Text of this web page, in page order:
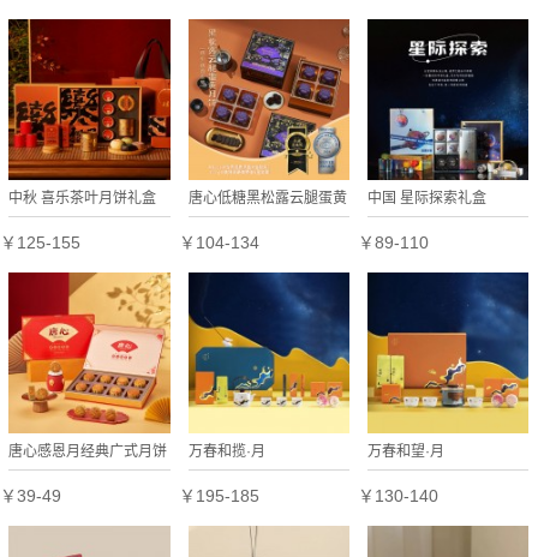
饼多口味中秋送礼 月饼红豆沙月饼
中秋 喜乐茶叶月饼礼盒
￥125-155
唐心低糖黑松露云腿蛋黄
月饼礼盒480g中秋桃山
皮月饼送礼
￥104-134
中国 星际探索礼盒
￥89-110
唐心感恩月经典广式月饼
蛋黄莲蓉红豆沙多口味组
合礼盒中秋送礼
￥39-49
万春和揽·月
￥195-185
万春和望·月
￥130-140